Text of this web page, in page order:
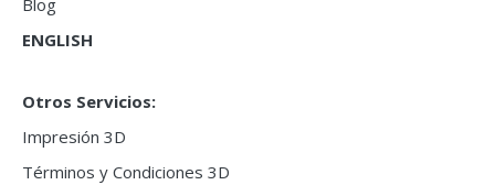
Blog
ENGLISH
Otros Servicios:
Impresión 3D
Términos y Condiciones 3D